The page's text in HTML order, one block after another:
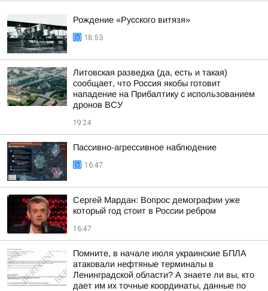
Рождение «Русского витязя»
18:53
Литовская разведка (да, есть и такая)
сообщает, что Россия якобы готовит
нападение на Прибалтику с использованием
дронов ВСУ
19:24
Пассивно-агрессивное наблюдение
16:47
Сергей Мардан: Вопрос демографии уже
который год стоит в России ребром
16:47
Помните, в начале июля украинские БПЛА
атаковали нефтяные терминалы в
Ленинградской области? А знаете ли вы, кто
дает им их точные координаты, данные по